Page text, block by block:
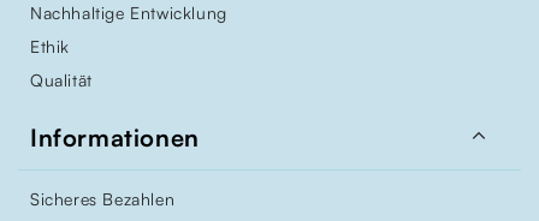
Nachhaltige Entwicklung
Ethik
Qualität
Informationen 
Sicheres Bezahlen